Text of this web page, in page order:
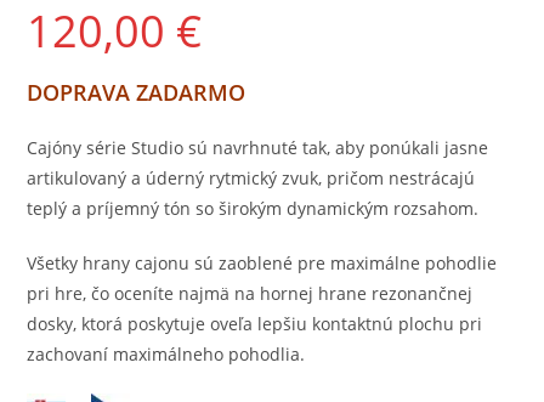
120,00 €
DOPRAVA ZADARMO
Cajóny série Studio sú navrhnuté tak, aby ponúkali jasne
artikulovaný a úderný rytmický zvuk, pričom nestrácajú
teplý a príjemný tón so širokým dynamickým rozsahom.
Všetky hrany cajonu sú zaoblené pre maximálne pohodlie
pri hre, čo oceníte najmä na hornej hrane rezonančnej
dosky, ktorá poskytuje oveľa lepšiu kontaktnú plochu pri
zachovaní maximálneho pohodlia.